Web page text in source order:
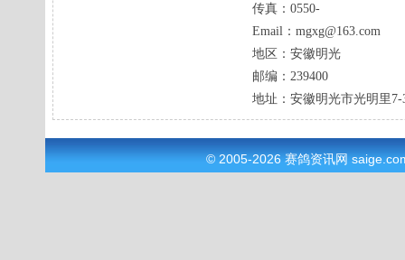
传真： 0550-
Email： mgxg@163.com
地区： 安徽明光
邮编： 239400
地址： 安徽明光市光明里7-
© 2005-2026 赛鸽资讯网